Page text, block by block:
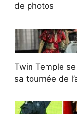
de photos
Twin Temple
sa tournée de